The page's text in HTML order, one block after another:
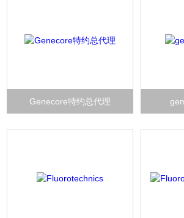
Genecore特约总代理